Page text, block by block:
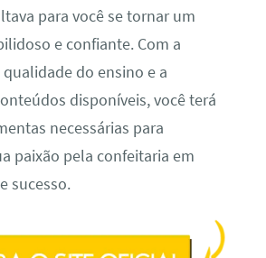
para você se tornar um
e confiante. Com a
do ensino e a
disponíveis, você terá
necessárias para
paixão pela confeitaria em
sucesso.